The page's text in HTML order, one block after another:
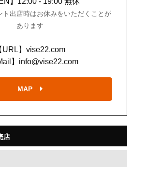
ト出店時はお休みをいただくことが
あります
URL】 vise22.com
】 info@vise22.com
MAP
店